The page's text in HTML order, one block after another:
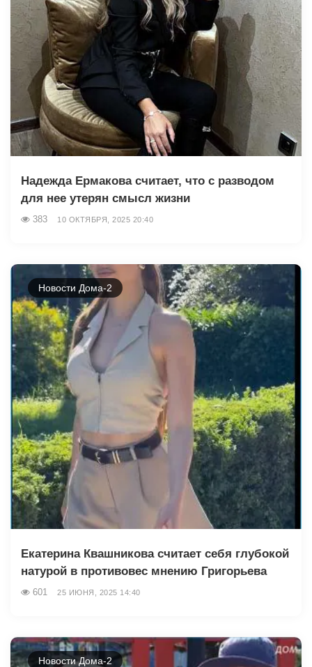
Надежда Ермакова считает, что с разводом
для нее утерян смысл жизни
383 10 ОКТЯБРЯ, 2025 20:40
Новости Дома-2
Екатерина Квашникова считает себя глубокой
натурой в противовес мнению Григорьева
601 25 ИЮНЯ, 2025 14:40
Новости Дома-2